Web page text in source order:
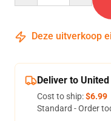
Deze uitverkoop
Deliver to
Cost to ship:$6.99
Standard - Order